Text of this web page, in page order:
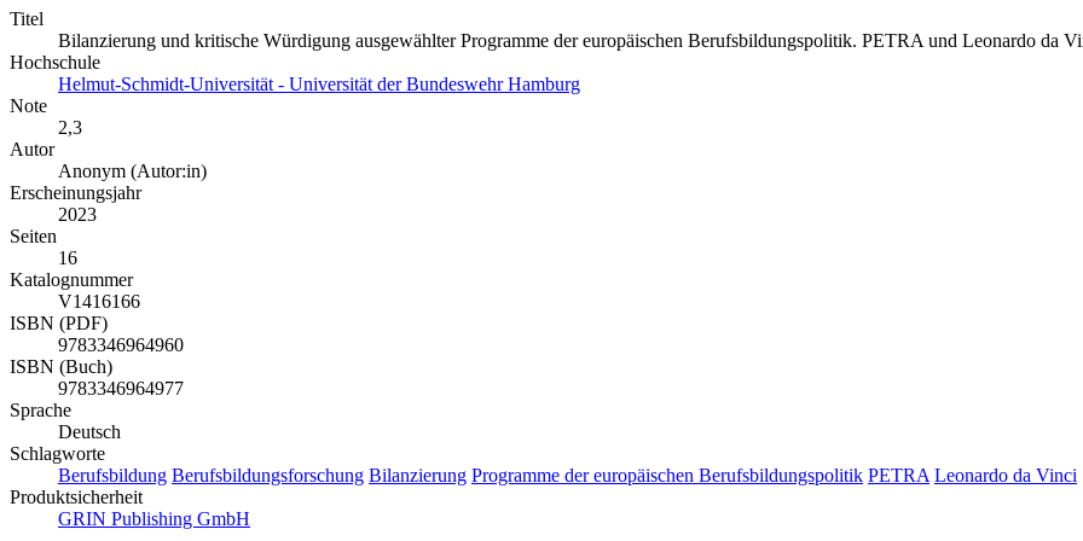
Titel
Bilanzierung und kritische Würdigung ausgewählter Programme der europäischen Berufsbildungspolitik. PETRA und Leonardo da
Hochschule
Helmut-Schmidt-Universität - Universität der Bundeswehr Hamburg
Note
2,3
Autor
Anonym (Autor:in)
Erscheinungsjahr
2023
Seiten
16
Katalognummer
V1416166
ISBN (PDF)
9783346964960
ISBN (Buch)
9783346964977
Sprache
Deutsch
Schlagworte
Berufsbildung Berufsbildungsforschung Bilanzierung Programme der europäischen Berufsbildungspolitik PETRA Leonardo da Vinci
Produktsicherheit
GRIN Publishing GmbH